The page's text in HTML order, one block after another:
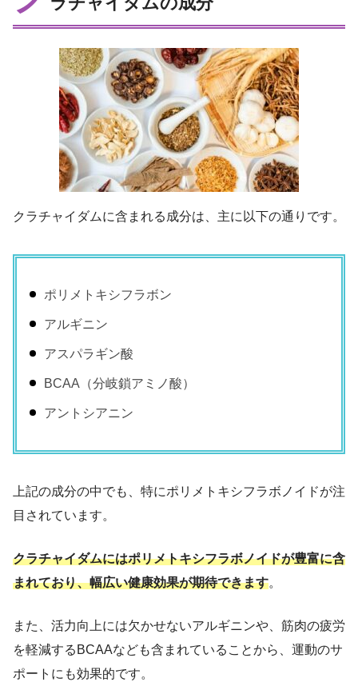
クラチャイダムに含まれる成分は、主に以下の通りです。
ポリメトキシフラボン
アルギニン
アスパラギン酸
BCAA（分岐鎖アミノ酸）
アントシアニン
上記の成分の中でも、特にポリメトキシフラボノイドが注
目されています。
クラチャイダムにはポリメトキシフラボノイドが豊富に含
まれており、幅広い健康効果が期待できます。
また、活力向上には欠かせないアルギニンや、筋肉の疲労
を軽減するBCAAなども含まれていることから、運動のサ
ポートにも効果的です。